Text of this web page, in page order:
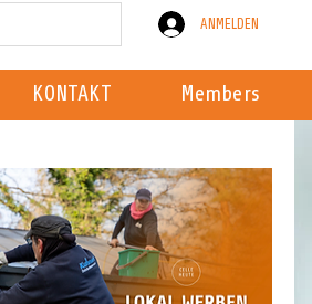
ANMELDEN
KONTAKT Members